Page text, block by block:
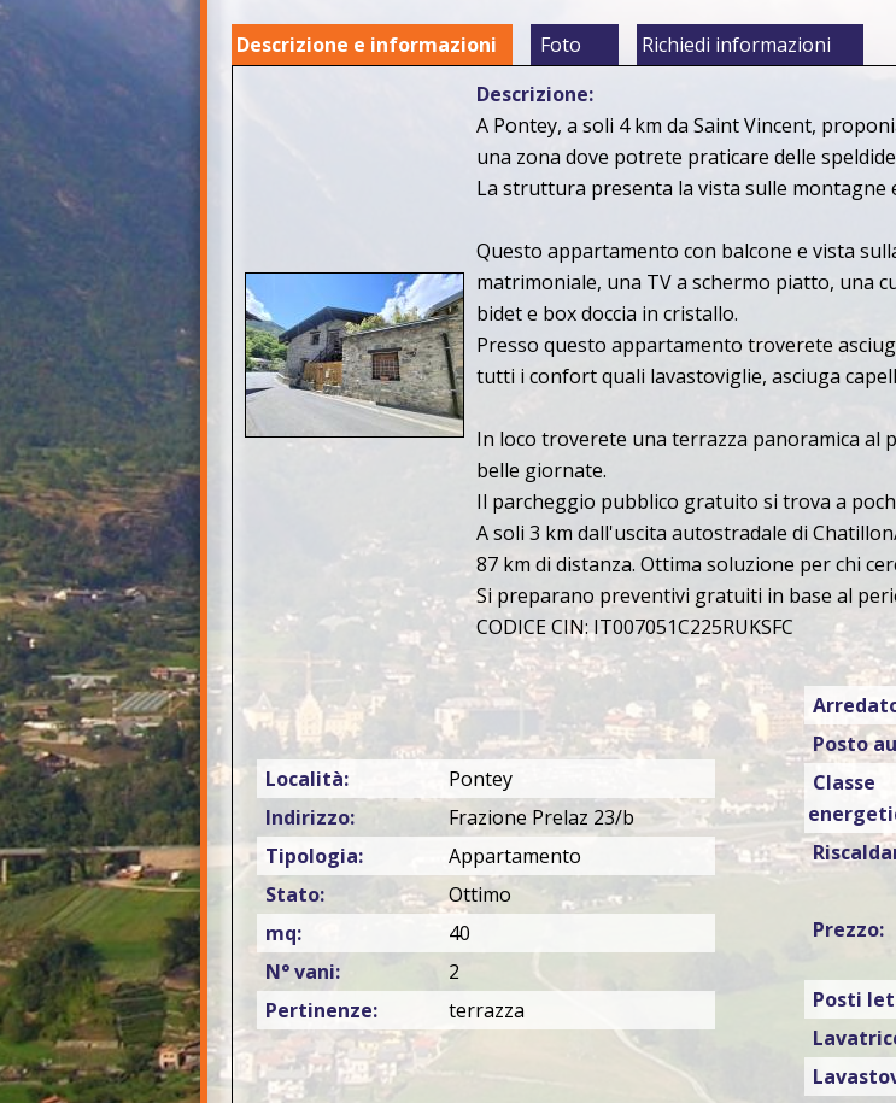
Descrizione e informazioni Foto
Richiedi informazioni
Descrizione:
A Pontey, a soli 4 km da Saint Vincent,
una zona dove potrete praticare delle
La struttura presenta la vista sulle montagne
Questo appartamento con balcone e vista
matrimoniale, una TV a schermo piatto, una
bidet e box doccia in cristallo.
Presso questo appartamento troverete
tutti i confort quali lavastoviglie, asciuga
In loco troverete una terrazza panoramica al
belle giornate.
Il parcheggio pubblico gratuito si trova a
A soli 3 km dall'uscita autostradale di
87 km di distanza. Ottima soluzione per chi
Si preparano preventivi gratuiti in base al
CODICE CIN: IT007051C225RUKSFC
Località:
Pontey
Indirizzo:
Frazione Prelaz 23/b
Tipologia:
Appartamento
Stato:
Ottimo
mq:
40
N° vani:
2
Pertinenze:
terrazza
Posto
Classe
Prezzo:
Posti